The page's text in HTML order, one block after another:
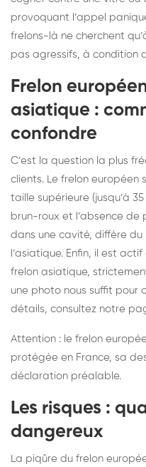
provoquant l’appel
frelons-là ne cherchent
pas agressifs, à condition
Frelon
asiatique :
confondre
C’est la question la plus
clients. Le frelon européen
taille supérieure (jusqu’à
brun-roux et l’absence de
dans une cavité, diffère
l’asiatique. Enfin, il est
frelon asiatique,
une photo nous suffit pour
détails, consultez notre
Attention : le frelon
protégée en France, sa
déclaration préalable.
Les risques :
dangereux
La piqûre du frelon